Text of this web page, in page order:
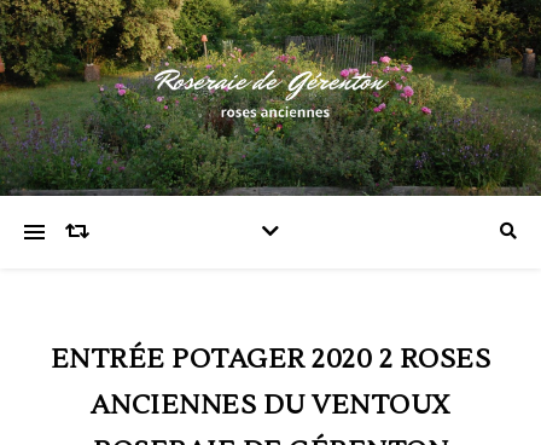
ENTRÉE POTAGER 2020 2 ROSES
ANCIENNES DU VENTOUX